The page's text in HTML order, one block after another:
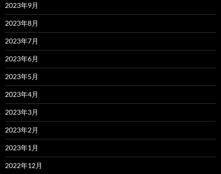
2023年9月
2023年8月
2023年7月
2023年6月
2023年5月
2023年4月
2023年3月
2023年2月
2023年1月
2022年12月